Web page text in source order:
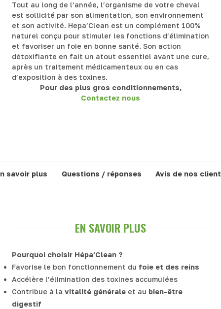
Tout au long de l’année, l’organisme de votre cheval
est sollicité par son alimentation, son environnement
et son activité. Hepa’Clean est un complément 100%
naturel conçu pour stimuler les fonctions d’élimination
et favoriser un foie en bonne santé. Son action
détoxifiante en fait un atout essentiel avant une cure,
après un traitement médicamenteux ou en cas
d’exposition à des toxines.
Pour des plus gros conditionnements,
Contactez nous
savoir plus Questions / réponses Avis de nos
EN SAVOIR PLUS
Pourquoi choisir Hépa’Clean ?
Favorise le bon fonctionnement du foie et des reins
Accélère l’élimination des toxines accumulées
Contribue à la vitalité générale et au bien-être
digestif